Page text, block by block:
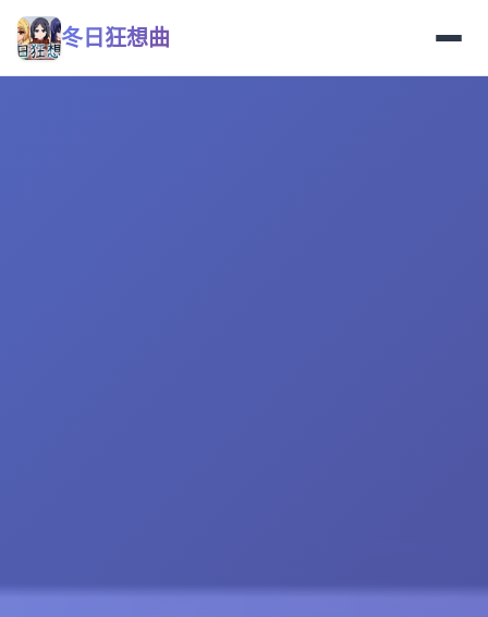
冬日狂想曲